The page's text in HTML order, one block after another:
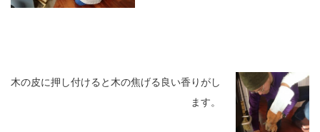
木の皮に押し付けると木の焦げる良い香りがし
ます。